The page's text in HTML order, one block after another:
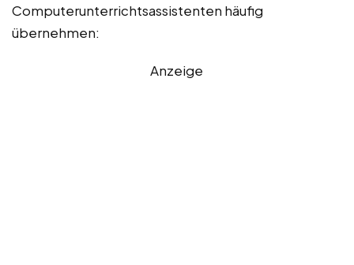
Computerunterrichtsassistenten häufig
übernehmen:
Anzeige